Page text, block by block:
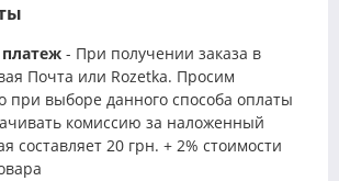
- При получении заказа в
Почта или Rozetka. Просим
при выборе данного способа оплаты
комиссию за наложенный
составляет 20 грн. + 2% стоимости